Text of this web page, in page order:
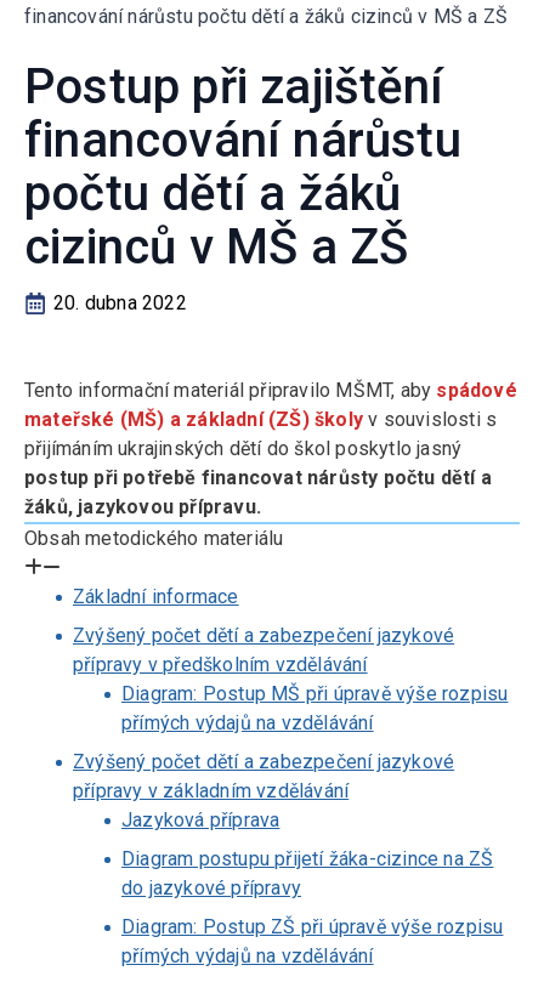
financování nárůstu počtu dětí a žáků cizinců v MŠ a ZŠ
Postup při zajištění
financování nárůstu
počtu dětí a žáků
cizinců v MŠ a ZŠ
20. dubna 2022
Tento informační materiál připravilo MŠMT, aby spádové
mateřské (MŠ) a základní (ZŠ) školyv souvislosti s
přijímáním ukrajinských dětí do škol poskytlo jasný
postup při potřebě financovat nárůsty počtu dětí a
žáků, jazykovou přípravu.
Obsah metodického materiálu
Základní informace
Zvýšený počet dětí a zabezpečení jazykové
přípravy v předškolním vzdělávání
Diagram: Postup MŠ při úpravě výše rozpisu
přímých výdajů na vzdělávání
Zvýšený počet dětí a zabezpečení jazykové
přípravy v základním vzdělávání
Jazyková příprava
Diagram postupu přijetí žáka-cizince na ZŠ
do jazykové přípravy
Diagram: Postup ZŠ při úpravě výše rozpisu
přímých výdajů na vzdělávání